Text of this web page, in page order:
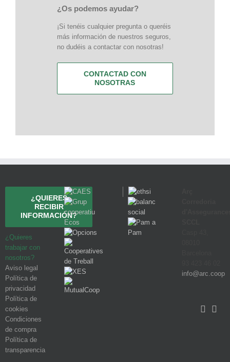
¿Os podemos ayudar?
¡Si tenéis cualquier pregunta o queréis
más información de nuestros seguros,
no dudéis a contactar con nosotras!
CONTACTAD CON
NOSOTRAS
¿QUIERES
RECIBIR
INFORMACIÓN?
¿Quieres
trabajar con
nosotros?
Aviso legal
Política de
privacidad
Política de
cookies
Condiciones
de compra
Política de
transparencia
info@arc.coop